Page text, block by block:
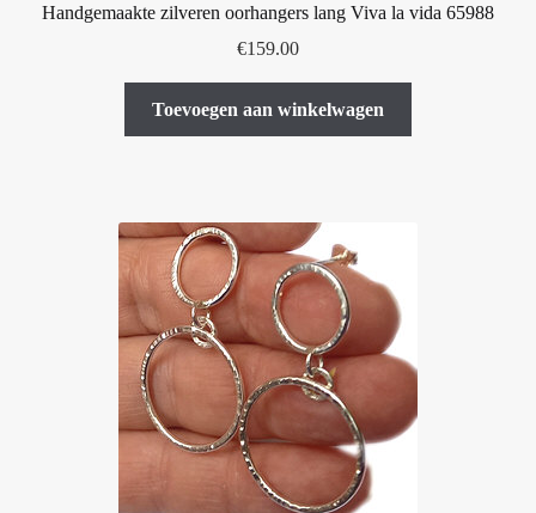
Handgemaakte zilveren oorhangers lang Viva la vida 65988
€159.00
Toevoegen aan winkelwagen